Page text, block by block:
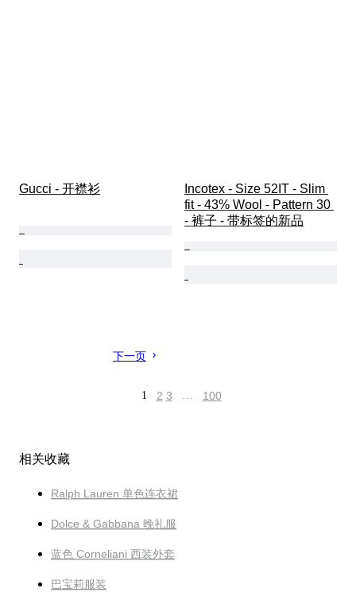
Gucci - 开襟衫
Incotex - Size 52IT - Slim
fit - 43% Wool - Pattern 30
- 裤子 - 带标签的新品
下一页
1 2 3 … 100
相关收藏
Ralph Lauren 单色连衣裙
Dolce & Gabbana 晚礼服
蓝色 Corneliani 西装外套
巴宝莉服装